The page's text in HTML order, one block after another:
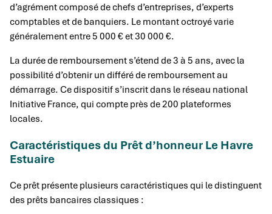
d’agrément composé de chefs d’entreprises, d’experts
comptables et de banquiers. Le montant octroyé varie
généralement entre 5 000 € et 30 000 €.
La durée de remboursement s’étend de 3 à 5 ans, avec la
possibilité d’obtenir un différé de remboursement au
démarrage. Ce dispositif s’inscrit dans le réseau national
Initiative France, qui compte près de 200 plateformes
locales.
Caractéristiques du Prêt d’honneur Le Havre
Estuaire
Ce prêt présente plusieurs caractéristiques qui le distinguent
des prêts bancaires classiques :